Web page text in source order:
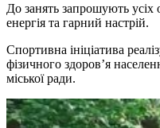
До занять запрошують
енергія та гарний настрій.
Спортивна ініціатива
фізичного здоров’я
міської ради.